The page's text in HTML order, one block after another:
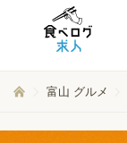
富山 グルメ